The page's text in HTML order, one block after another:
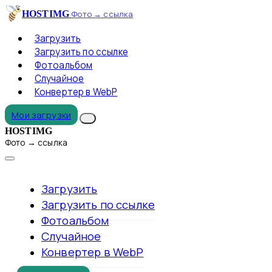
HOSTIMG Фото → ссылка
Загрузить
Загрузить по ссылке
Фотоальбом
Случайное
Конвертер в WebP
Мои загрузки
HOSTIMG
Фото → ссылка
Загрузить
Загрузить по ссылке
Фотоальбом
Случайное
Конвертер в WebP